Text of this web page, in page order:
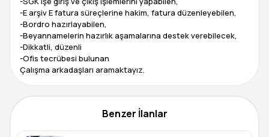
-E arşiv E fatura süreçlerine hakim, fatura düzenleyebilen,
-Bordro hazırlayabilen,
-Beyannamelerin hazırlık aşamalarına destek verebilecek,
-Dikkatli, düzenli
-Ofis tecrübesi bulunan
Çalışma arkadaşları aramaktayız.
Benzer İlanlar